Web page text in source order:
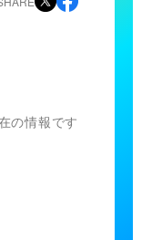
の情報です